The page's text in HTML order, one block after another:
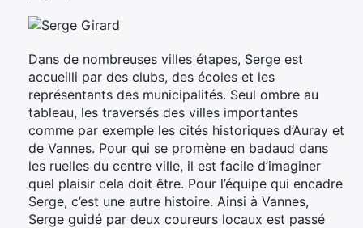
Dans de nombreuses villes étapes, Serge est
accueilli par des clubs, des écoles et les
représentants des municipalités. Seul ombre au
tableau, les traversés des villes importantes
comme par exemple les cités historiques d’Auray et
de Vannes. Pour qui se promène en badaud dans
les ruelles du centre ville, il est facile d’imaginer
quel plaisir cela doit être. Pour l’équipe qui encadre
Serge, c’est une autre histoire. Ainsi à Vannes,
Serge guidé par deux coureurs locaux est passé